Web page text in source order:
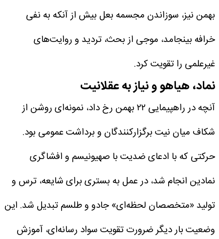
بهمن نیز، سوزاندن مجسمه بعل بیش از آنکه به نفی
خرافه بینجامد، موجی از بحث، تردید و روایت‌های
غیرعلمی را تقویت کرد.
نماد، هیاهو و نیاز به عقلانیت
آنچه در راهپیمایی ۲۲ بهمن رخ داد، نمونه‌ای روشن از
شکاف میان نیت برگزارکنندگان و برداشت عمومی بود.
حرکتی که با ادعای ضدیت با صهیونیسم و افشاگری
نمادین انجام شد، در عمل به بستری برای شایعه، ترس و
تولید «متخصصان لحظه‌ای» جادو و طلسم تبدیل شد. این
وضعیت بار دیگر ضرورت تقویت سواد رسانه‌ای، آموزش